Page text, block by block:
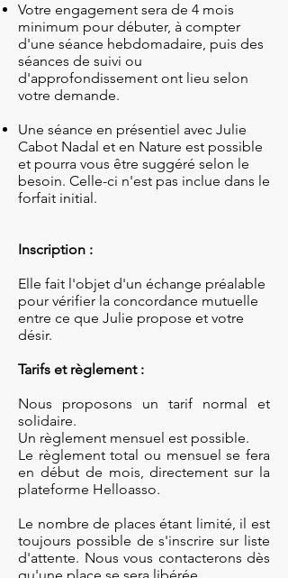
Votre engagement sera de 4 mois
minimum pour débuter, à compter
d'une séance hebdomadaire, puis des
séances de suivi ou
d'approfondissement ont lieu selon
votre demande.
Une séance en présentiel avec Julie
Cabot Nadal et en Nature est possible
et pourra vous être suggéré selon le
besoin. Celle-ci n'est pas inclue dans le
forfait initial.
Inscription :
Elle fait l'objet d'un échange préalable
pour vérifier la concordance mutuelle
entre ce que Julie propose et votre
désir.
Tarifs et règlement :
Nous proposons un tarif normal et
solidaire.
Un règlement mensuel est possible.
Le règlement total ou mensuel se fera
en début de mois, directement sur la
plateforme Helloasso.
Le nombre de places étant limité, il est
toujours possible de s'inscrire sur liste
d'attente. Nous vous contacterons dès